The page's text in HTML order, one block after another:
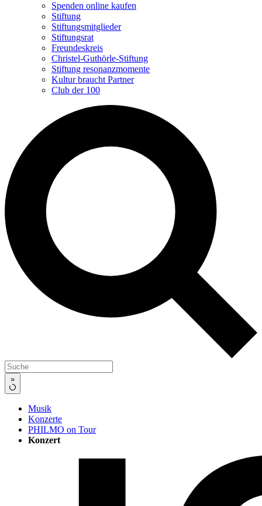
Spenden online kaufen
Stiftung
Stiftungsmitglieder
Stiftungsrat
Freundeskreis
Christel-Guthörle-Stiftung
Stiftung resonanzmomente
Kultur braucht Partner
Club der 100
»
Musik
Konzerte
PHILMO on Tour
Konzert